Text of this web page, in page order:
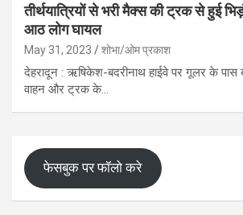
तीर्थयात्रियों से भरी मैक्स की ट्रक से हुई
आठ लोग घायल
May 31, 2023 शोभा/ओम प्रकाश
देहरादून : ऋषिकेश-बदरीनाथ हाईवे पर गूलर के पास
वाहन और ट्रक के…
फेसबुक पर फॉलो करे